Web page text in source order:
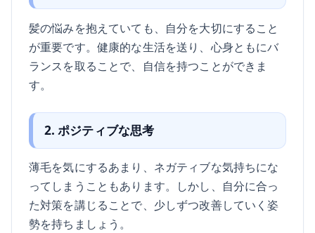
髪の悩みを抱えていても、自分を大切にすること
が重要です。健康的な生活を送り、心身ともにバ
ランスを取ることで、自信を持つことができま
す。
2. ポジティブな思考
薄毛を気にするあまり、ネガティブな気持ちにな
ってしまうこともあります。しかし、自分に合っ
た対策を講じることで、少しずつ改善していく姿
勢を持ちましょう。